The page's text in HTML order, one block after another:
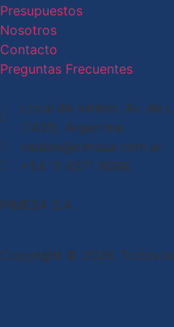
Presupuestos
Nosotros
Contacto
Preguntas Frecuentes
Local de ventas: Av. de
(1431), Argentina
ventas@pimesa.com.ar
+54 11 4571 9096
PIMESA S.A.
Copyright © 2026. Todos